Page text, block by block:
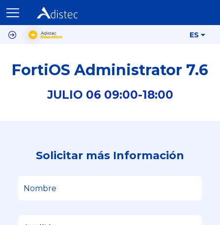
ES
FortiOS Administrator 7.6
JULIO 06 09:00-18:00
Solicitar más Información